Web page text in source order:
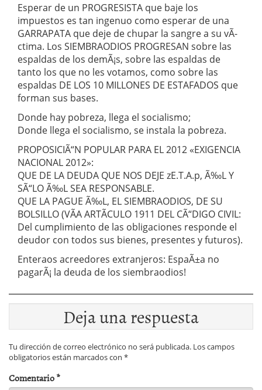
Esperar de un PROGRESISTA que baje los
impuestos es tan ingenuo como esperar de una
GARRAPATA que deje de chupar la sangre a su vÃ­
ctima. Los SIEMBRAODIOS PROGRESAN sobre las
espaldas de los demÃ¡s, sobre las espaldas de
tanto los que no les votamos, como sobre las
espaldas DE LOS 10 MILLONES DE ESTAFADOS que
forman sus bases.
Donde hay pobreza, llega el socialismo;
Donde llega el socialismo, se instala la pobreza.
PROPOSICIÃ“N POPULAR PARA EL 2012 «EXIGENCIA
NACIONAL 2012»:
QUE DE LA DEUDA QUE NOS DEJE zE.T.A.p, Ã‰L Y
SÃ“LO Ã‰L SEA RESPONSABLE.
QUE LA PAGUE Ã‰L, EL SIEMBRAODIOS, DE SU
BOLSILLO (VÃA ARTÃCULO 1911 DEL CÃ“DIGO CIVIL:
Del cumplimiento de las obligaciones responde el
deudor con todos sus bienes, presentes y futuros).
Enteraos acreedores extranjeros: EspaÃ±a no
pagarÃ¡ la deuda de los siembraodios!
Deja una respuesta
Tu dirección de correo electrónico no será publicada. Los campos
obligatorios están marcados con *
Comentario*